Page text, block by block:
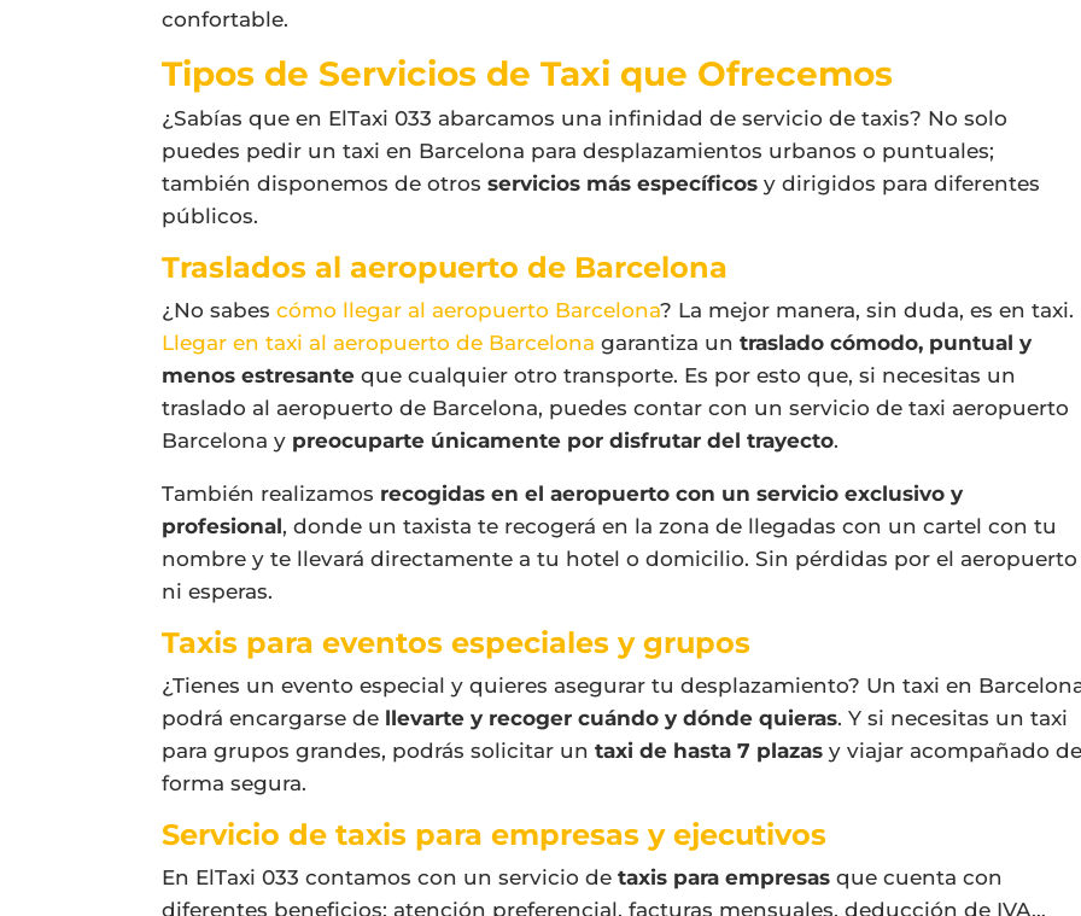
confortable.
Tipos de Servicios de Taxi que Ofrecemos
¿Sabías que en ElTaxi 033 abarcamos una infinidad de servicio de taxis? No solo
puedes pedir un taxi en Barcelona para desplazamientos urbanos o puntuales;
también disponemos de otrosservicios más específicos y dirigidos para diferentes
públicos.
Traslados al aeropuerto de Barcelona
¿No sabescómo llegar al aeropuerto Barcelona? La mejor manera, sin duda, es en taxi.
Llegar en taxi al aeropuerto de Barcelona garantiza untraslado cómodo, puntual y
menos estresante que cualquier otro transporte. Es por esto que, si necesitas un
traslado al aeropuerto de Barcelona, puedes contar con un servicio de taxi aeropuerto
Barcelona y preocuparte únicamente por disfrutar del trayecto.
También realizamos recogidas en el aeropuerto con un servicio exclusivo y
profesional, donde un taxista te recogerá en la zona de llegadas con un cartel con tu
nombre y te llevará directamente a tu hotel o domicilio. Sin pérdidas por el aeropuerto
ni esperas.
Taxis para eventos especiales y grupos
¿Tienes un evento especial y quieres asegurar tu desplazamiento? Un taxi en
podrá encargarse de llevarte y recoger cuándo y dónde quieras. Y si necesitas un taxi
para grupos grandes, podrás solicitar untaxi de hasta 7 plazas y viajar acompañado
forma segura.
Servicio de taxis para empresas y ejecutivos
En ElTaxi 033 contamos con un servicio detaxis para empresas que cuenta con
diferentes beneficios: atención preferencial, facturas mensuales, deducción de IVA…